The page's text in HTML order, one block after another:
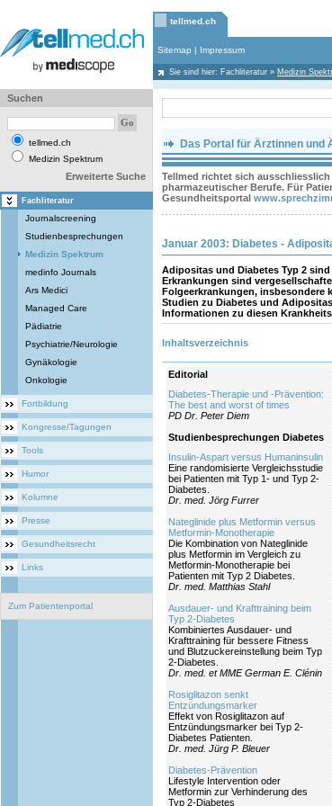
tellmed.ch
Sitemap | Impressum
Sie sind hier: Fachliteratur » Medizin
Suchen
tellmed.ch
Medizin Spektrum
Erweiterte Suche
Fachliteratur
Journalscreening
Studienbesprechungen
Medizin Spektrum
medinfo Journals
Ars Medici
Managed Care
Pädiatrie
Psychiatrie/Neurologie
Gynäkologie
Onkologie
Fortbildung
Kongresse/Tagungen
Tools
Humor
Kolumne
Presse
Gesundheitsrecht
Links
Zum Patientenportal
Das Portal für Ärztinnen und
Tellmed richtet sich
pharmazeutischer Berufe. Für
Gesundheitsportal
Januar 2003: Diabetes -
Adipositas und Diabetes Typ 2
Erkrankungen sind
Folgeerkrankungen, insbesondere
Studien zu Diabetes und
Informationen zu diesen
Inhaltsverzeichnis
Editorial
Diabetes-Therapie und -Prävention:
The best and worst of times
PD Dr. Peter Diem
Studienbesprechungen Diabetes
Insulin-Aspart versus Humaninsulin
Eine randomisierte Vergleichsstudie
bei Patienten mit Typ 1- und Typ 2-
Diabetes.
Dr. med. Jörg Furrer
Nateglinide plus Metformin versus
Metformin-Monotherapie
Die Kombination von Nateglinide
plus Metformin im Vergleich zu
Metformin-Monotherapie bei
Patienten mit Typ 2 Diabetes.
Dr. med. Matthias Stahl
Ausdauer- und Krafttraining beim
Typ 2-Diabetes
Kombiniertes Ausdauer- und
Krafttraining für bessere Fitness
und Blutzuckereinstellung beim Typ
2-Diabetes.
Dr. med. et MME German E. Clénin
Rosiglitazon senkt
Entzündungsmarker
Effekt von Rosiglitazon auf
Entzündungsmarker bei Typ 2-
Diabetes Patienten.
Dr. med. Jürg P. Bleuer
Diabetes-Prävention
Lifestyle Intervention oder
Metformin zur Verhinderung des
Typ 2-Diabetes